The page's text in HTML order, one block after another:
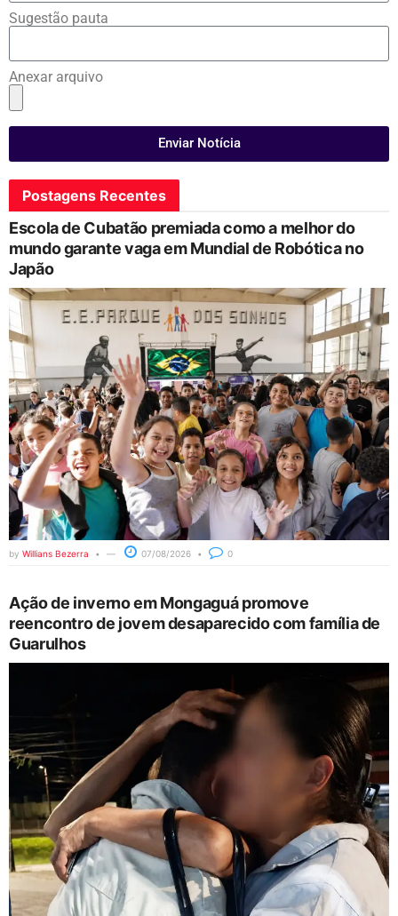
Sugestão pauta
Anexar arquivo
Enviar Notícia
Postagens Recentes
Escola de Cubatão premiada como a melhor do
mundo garante vaga em Mundial de Robótica no
Japão
by Willians Bezerra 07/08/2026 0
Ação de inverno em Mongaguá promove
reencontro de jovem desaparecido com família de
Guarulhos